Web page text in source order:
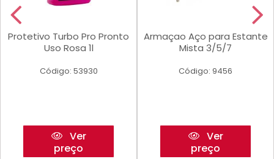
Protetivo Turbo Pro Pronto
Uso Rosa 1l
Código: 53930
Ver
preço
Armaçao Aço para Estante
Mista 3/5/7
Código: 9456
Ver
preço